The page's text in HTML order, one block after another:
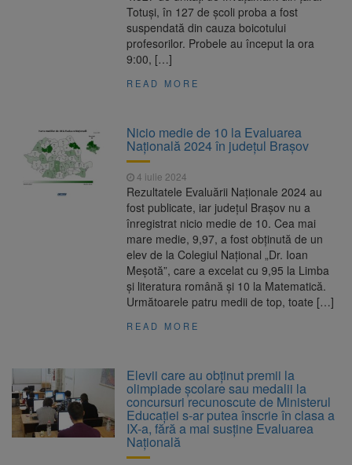
Trafic blocat pe DN1E Brașov
– Poiana Brașov după un accident. Două
persoane primesc îngrijiri medicale
Totuși, în 127 de școli proba a fost
suspendată din cauza boicotului
profesorilor. Probele au început la ora
9:00, […]
READ MORE
Nicio medie de 10 la Evaluarea
Națională 2024 în județul Brașov
4 iulie 2024
Rezultatele Evaluării Naționale 2024 au
fost publicate, iar județul Brașov nu a
înregistrat nicio medie de 10. Cea mai
mare medie, 9,97, a fost obținută de un
elev de la Colegiul Național „Dr. Ioan
Meșotă”, care a excelat cu 9,95 la Limba
și literatura română și 10 la Matematică.
Următoarele patru medii de top, toate […]
READ MORE
Elevii care au obținut premii la
olimpiade școlare sau medalii la
concursuri recunoscute de Ministerul
Educației s-ar putea înscrie în clasa a
IX-a, fără a mai susține Evaluarea
Națională